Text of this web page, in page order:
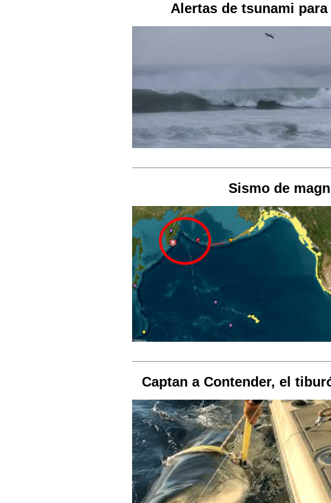
Alertas de tsunami
Sismo de
Captan a Contender, el